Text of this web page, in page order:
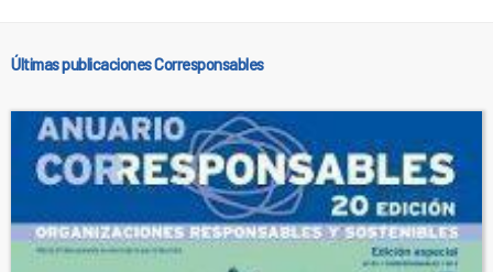
Últimas publicaciones Corresponsables